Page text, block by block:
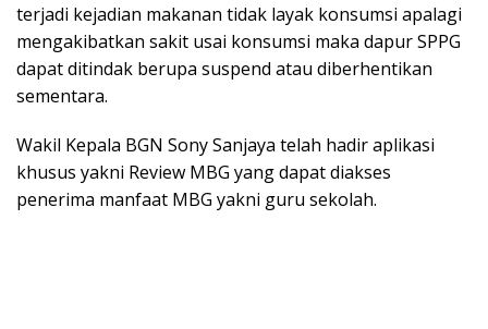
terjadi kejadian makanan tidak layak konsumsi apalagi
mengakibatkan sakit usai konsumsi maka dapur SPPG
dapat ditindak berupa suspend atau diberhentikan
sementara.
Wakil Kepala BGN Sony Sanjaya telah hadir aplikasi
khusus yakni Review MBG yang dapat diakses
penerima manfaat MBG yakni guru sekolah.